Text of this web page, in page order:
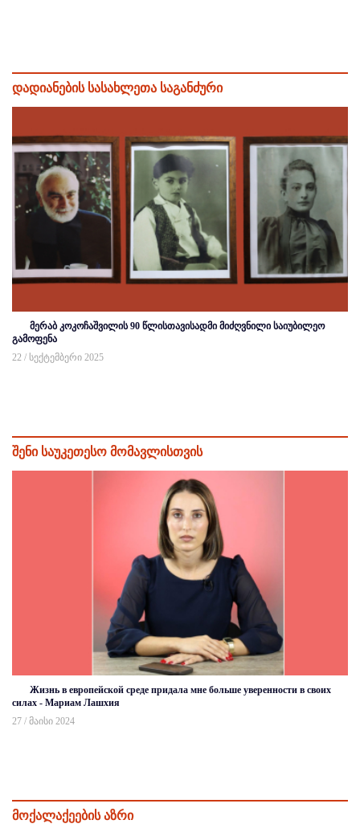
დადიანების სასახლეთა საგანძური
მერაბ კოკოჩაშვილის 90 წლისთავისადმი მიძღვნილი საიუბილეო
გამოფენა
22 / სექტემბერი 2025
შენი საუკეთესო მომავლისთვის
Жизнь в европейской среде придала мне больше уверенности в своих
силах - Мариам Лашхия
27 / მაისი 2024
მოქალაქეების აზრი